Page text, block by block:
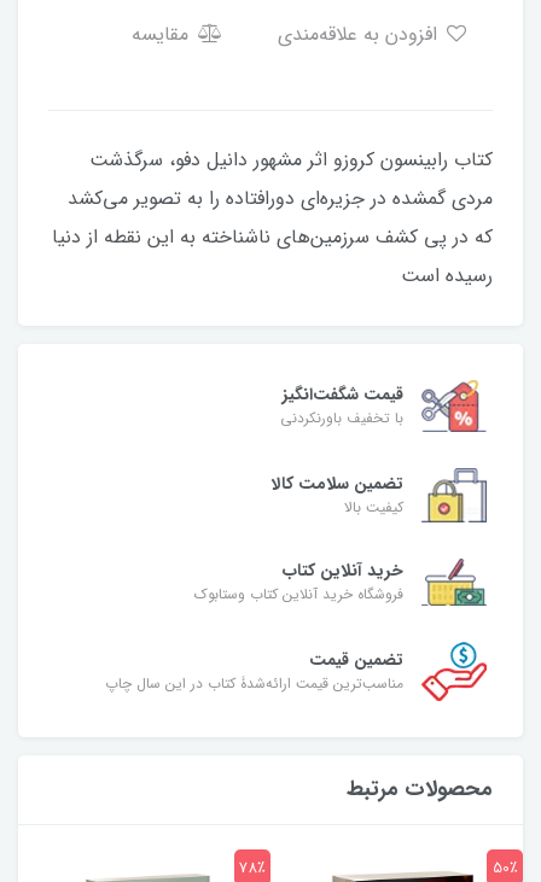
مقایسه
کتاب رابینسون کروزو اثر مشهور دانیل دفو، سرگذشت
مردی گمشده در جزیره‌ای دورافتاده را به تصویر می‌کشد
که در پی کشف سرزمین‌های ناشناخته به این نقطه از دنیا
رسیده است
قیمت شگفت‌انگیز
با تخفیف باورنکردنی
تضمین سلامت کالا
کیفیت بالا
خرید آنلاین کتاب
فروشگاه خرید آنلاین کتاب وستابوک
تضمین قیمت
مناسب‌ترین قیمت ارائه‌شدۀ کتاب در این سال چاپ
محصولات مرتبط
50٪ 78٪